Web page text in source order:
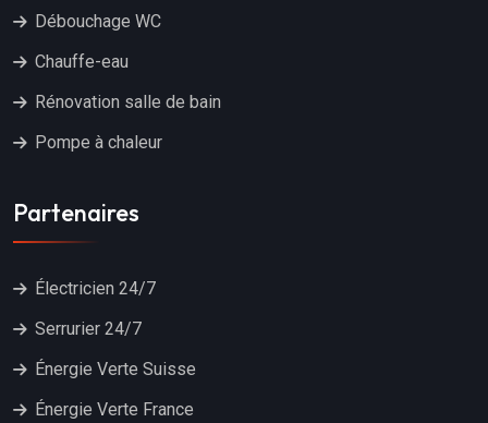
Débouchage WC
Chauffe-eau
Rénovation salle de bain
Pompe à chaleur
Partenaires
Électricien 24/7
Serrurier 24/7
Énergie Verte Suisse
Énergie Verte France